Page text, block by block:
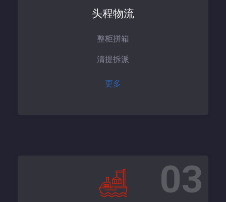
头程物流
整柜拼箱
清提拆派
更多
03